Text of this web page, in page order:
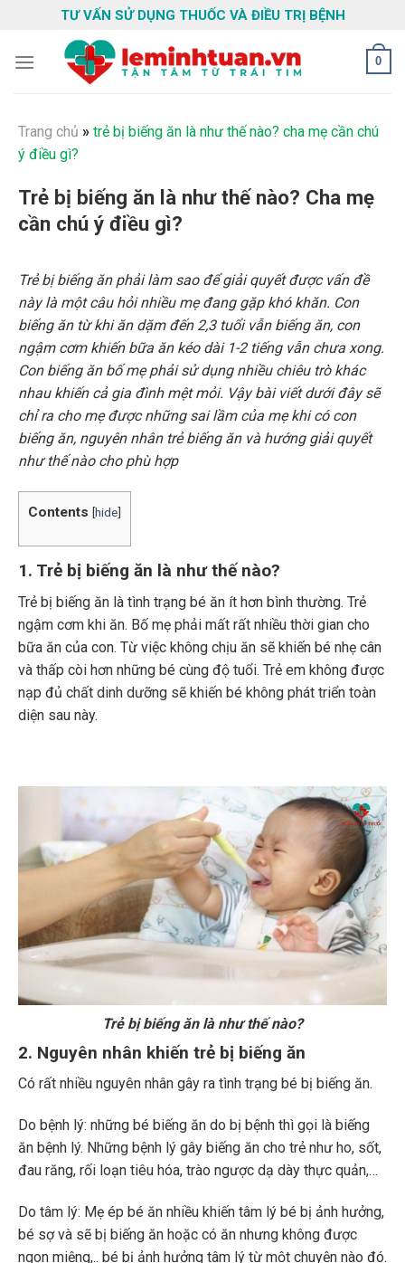
content
TƯ VẤN SỬ DỤNG THUỐC VÀ ĐIỀU TRỊ BỆNH
0
Trang chủ » trẻ bị biếng ăn là như thế nào? cha mẹ cần chú
ý điều gì?
Trẻ bị biếng ăn là như thế nào? Cha mẹ
cần chú ý điều gì?
Trẻ bị biếng ăn phải làm sao để giải quyết được vấn đề
này là một câu hỏi nhiều mẹ đang gặp khó khăn. Con
biếng ăn từ khi ăn dặm đến 2,3 tuổi vẫn biếng ăn, con
ngậm cơm khiến bữa ăn kéo dài 1-2 tiếng vẫn chưa xong.
Con biếng ăn bố mẹ phải sử dụng nhiều chiêu trò khác
nhau khiến cả gia đình mệt mỏi. Vậy bài viết dưới đây sẽ
chỉ ra cho mẹ được những sai lầm của mẹ khi có con
biếng ăn, nguyên nhân trẻ biếng ăn và hướng giải quyết
như thế nào cho phù hợp
Contents [hide]
1. Trẻ bị biếng ăn là như thế nào?
Trẻ bị biếng ăn là tình trạng bé ăn ít hơn bình thường. Trẻ
ngậm cơm khi ăn. Bố mẹ phải mất rất nhiều thời gian cho
bữa ăn của con. Từ việc không chịu ăn sẽ khiến bé nhẹ cân
và thấp còi hơn những bé cùng độ tuổi. Trẻ em không được
nạp đủ chất dinh dưỡng sẽ khiến bé không phát triển toàn
diện sau này.
Trẻ bị biếng ăn là như thế nào?
2. Nguyên nhân khiến trẻ bị biếng ăn
Có rất nhiều nguyên nhân gây ra tình trạng bé bị biếng ăn.
Do bệnh lý: những bé biếng ăn do bị bệnh thì gọi là biếng
ăn bệnh lý. Những bệnh lý gây biếng ăn cho trẻ như ho, sốt,
đau răng, rối loạn tiêu hóa, trào ngược dạ dày thực quản,…
Do tâm lý: Mẹ ép bé ăn nhiều khiến tâm lý bé bị ảnh hưởng,
bé sợ và sẽ bị biếng ăn hoặc có ăn nhưng không được
ngon miệng,.. bé bị ảnh hưởng tâm lý từ một chuyện nào đó.